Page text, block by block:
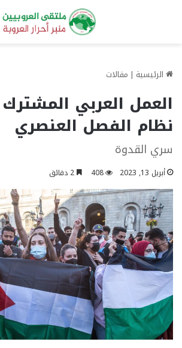
الرئيسية | مقالات
العمل العربي
نظام الفصل العنصري
سري القدوة
أبريل 13, 2023 408